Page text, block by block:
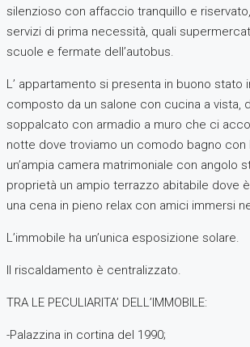
silenzioso con affaccio tranquillo e
servizi di prima necessità, quali
scuole e fermate dell’autobus.
L’ appartamento si presenta in buono stato
composto da un salone con cucina a vista,
soppalcato con armadio a muro che ci
notte dove troviamo un comodo bagno
un’ampia camera matrimoniale con angolo
proprietà un ampio terrazzo abitabile dove
una cena in pieno relax con amici immersi
L’immobile ha un’unica esposizione solare.
Il riscaldamento è centralizzato.
TRA LE PECULIARITA’ DELL’IMMOBILE:
-Palazzina in cortina del 1990;